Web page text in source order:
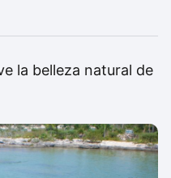
la belleza natural de